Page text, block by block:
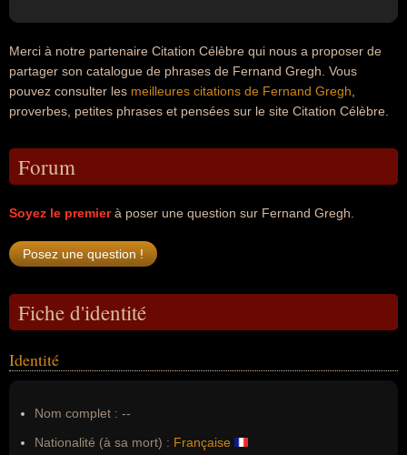
Merci à notre partenaire Citation Célèbre qui nous a proposer de
partager son catalogue de phrases de Fernand Gregh. Vous
pouvez consulter les meilleures citations de Fernand Gregh
proverbes, petites phrases et pensées sur le site Citation Célèbre.
Forum
Soyez le premierà poser une question sur Fernand Gregh.
Fiche d'identité
Identité
Nom complet : --
Nationalité (à sa mort) : Française